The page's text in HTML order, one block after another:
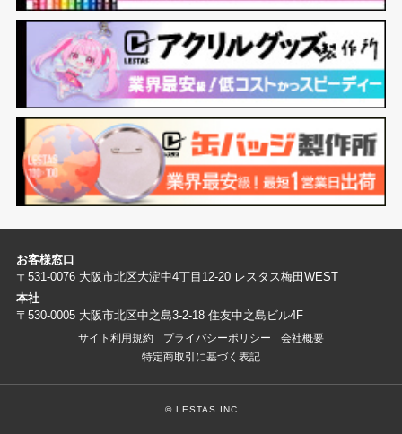
お客様窓口
〒531-0076 大阪市北区大淀中4丁目12-20 レスタス梅田WEST
本社
〒530-0005 大阪市北区中之島3-2-18 住友中之島ビル4F
サイト利用規約 プライバシーポリシー
会社概要
特定商取引に基づく表記
© LESTAS.INC